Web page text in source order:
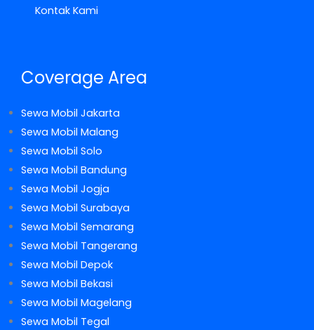
Kontak Kami
Coverage Area
Sewa Mobil Jakarta
Sewa Mobil Malang
Sewa Mobil Solo
Sewa Mobil Bandung
Sewa Mobil Jogja
Sewa Mobil Surabaya
Sewa Mobil Semarang
Sewa Mobil Tangerang
Sewa Mobil Depok
Sewa Mobil Bekasi
Sewa Mobil Magelang
Sewa Mobil Tegal